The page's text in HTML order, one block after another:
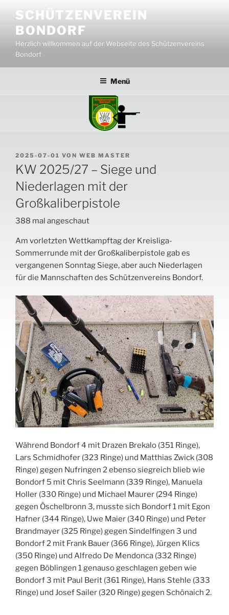
Inhalt
springen
SCHÜTZENVEREIN
BONDORF
Herzlich willkommen auf der Webseite des Schützenvereins
Bondorf
Menü
VERÖFFENTLICHT
AM
2025-07-01 VON WEB MASTER
KW 2025/27 – Siege und
Niederlagen mit der
Großkaliberpistole
388 mal angeschaut
Am vorletzten Wettkampftag der Kreisliga-
Sommerrunde mit der Großkaliberpistole gab es
vergangenen Sonntag Siege, aber auch Niederlagen
für die Mannschaften des Schützenvereins Bondorf.
Während Bondorf 4 mit Drazen Brekalo (351 Ringe),
Lars Schmidhofer (323 Ringe) und Matthias Zwick (308
Ringe) gegen Nufringen 2 ebenso siegreich blieb wie
Bondorf 5 mit Chris Seelmann (339 Ringe), Manuela
Holler (330 Ringe) und Michael Maurer (294 Ringe)
gegen Öschelbronn 3, musste sich Bondorf 1 mit Egon
Hafner (344 Ringe), Uwe Maier (340 Ringe) und Peter
Brandmayer (325 Ringe) gegen Sindelfingen 3 und
Bondorf 2 mit Frank Bauer (366 Ringe), Jürgen Klics
(350 Ringe) und Alfredo De Mendonca (332 Ringe)
gegen Böblingen 1 genauso geschlagen geben wie
Bondorf 3 mit Paul Berit (361 Ringe), Hans Stehle (333
Ringe) und Josef Sailer (320 Ringe) gegen Schönaich 2.